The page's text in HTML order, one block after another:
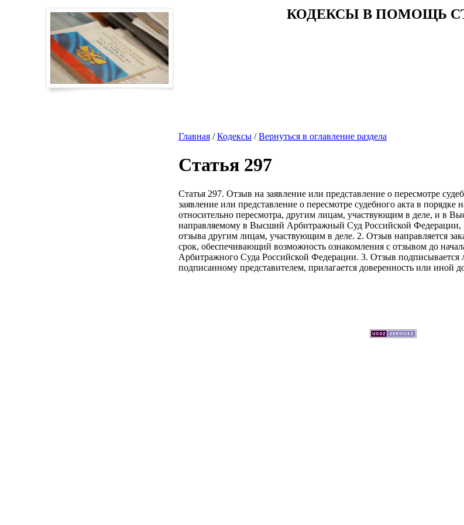
КОДЕКСЫ В ПОМОЩЬ
Главная /Кодексы /Вернуться в оглавление раздела
Статья 297
Статья 297. Отзыв на заявление или представление о пересмотре
заявление или представление о пересмотре судебного акта в
относительно пересмотра, другим лицам, участвующим в деле, и в
направляемому в Высший Арбитражный Суд Российской Федерации,
отзыва другим лицам, участвующим в деле. 2. Отзыв направляется
срок, обеспечивающий возможность ознакомления с отзывом до
Арбитражного Суда Российской Федерации. 3. Отзыв
подписанному представителем, прилагается доверенность или